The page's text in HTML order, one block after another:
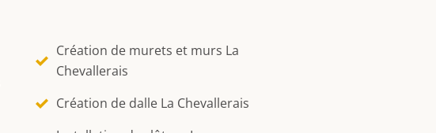
Création de murets et murs La
Chevallerais
Création de dalle La Chevallerais